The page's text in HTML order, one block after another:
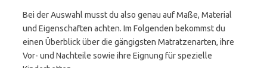
Bei der Auswahl musst du also genau auf Maße, Material
und Eigenschaften achten. Im Folgenden bekommst du
einen Überblick über die gängigsten Matratzenarten, ihre
Vor- und Nachteile sowie ihre Eignung für spezielle